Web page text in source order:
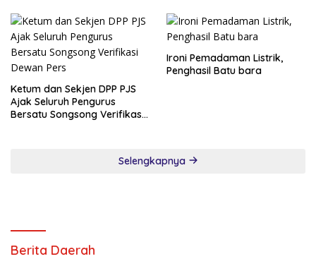
Sementara
Ketum dan Sekjen DPP PJS
Ajak Seluruh Pengurus
Bersatu Songsong Verifikasi
Ironi Pemadaman Listrik,
Penghasil Batu bara
Selengkapnya
Berita Daerah